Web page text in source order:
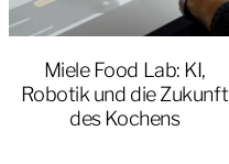
Miele Food Lab: KI,
Robotik und die Zukunft
des Kochens